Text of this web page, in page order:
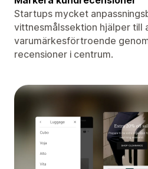
Startups mycket
vittnesmålssektion hjälper till
varumärkesförtroende
recensioner i centrum.